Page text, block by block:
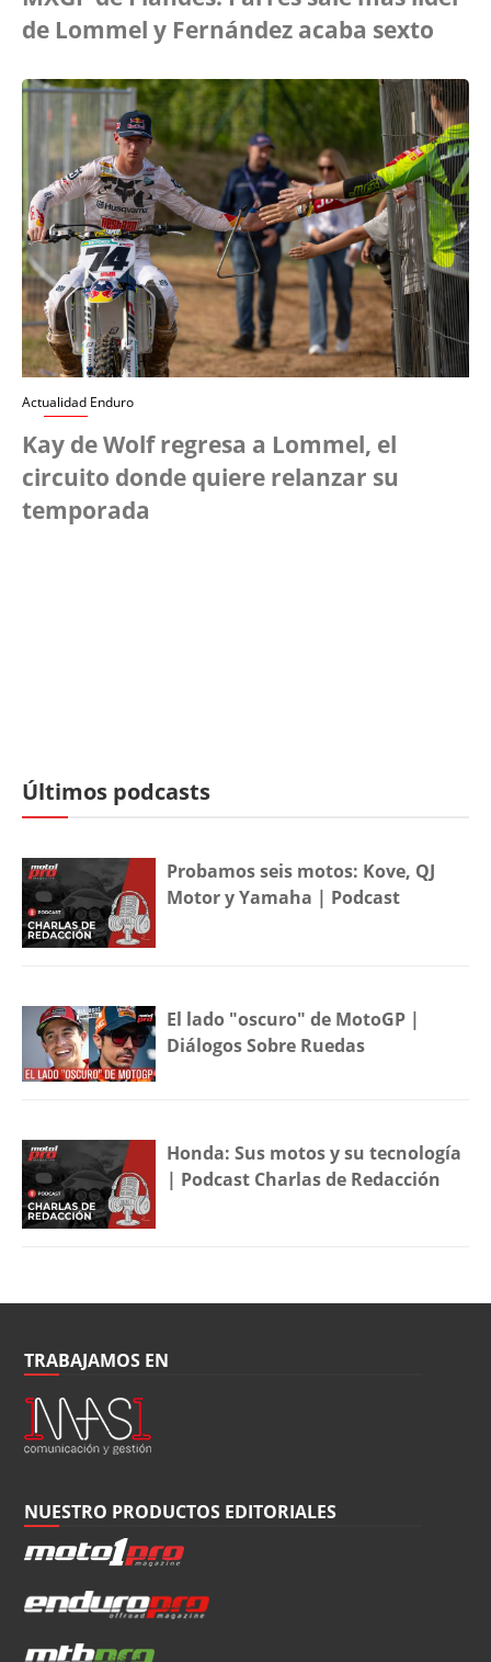
de Lommel y Fernández acaba sexto
Actualidad Enduro
Kay de Wolf regresa a Lommel, el
circuito donde quiere relanzar su
temporada
Últimos podcasts
Probamos seis motos: Kove, QJ
Motor y Yamaha | Podcast
El lado "oscuro" de MotoGP |
Diálogos Sobre Ruedas
Honda: Sus motos y su tecnología
| Podcast Charlas de Redacción
TRABAJAMOS EN
NUESTRO PRODUCTOS EDITORIALES